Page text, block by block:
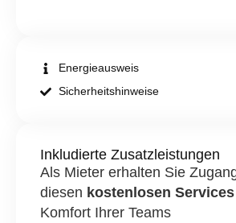
Energieausweis
Sicherheitshinweise
Inkludierte Zusatzleistungen
Als Mieter erhalten Sie
diesen kostenlosen Services
Komfort Ihrer Teams